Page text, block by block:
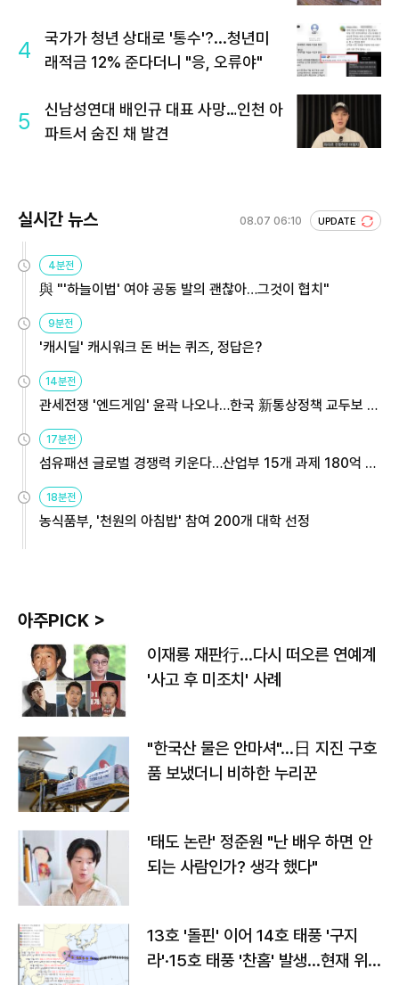
4
국가가 청년 상대로 '통수'?...청년미
래적금 12% 준다더니 "응, 오류야"
5
신남성연대 배인규 대표 사망…인천 아
파트서 숨진 채 발견
실시간 뉴스 08.07 06:10 UPDATE
4분전
與 "'하늘이법' 여야 공동 발의 괜찮아…그것이 협치"
9분전
'캐시딜' 캐시워크 돈 버는 퀴즈, 정답은?
14분전
관세전쟁 '엔드게임' 윤곽 나오나…한국 新통상정책 교두보 활
용해야
17분전
섬유패션 글로벌 경쟁력 키운다…산업부 15개 과제 180억 지
원
18분전
농식품부, '천원의 아침밥' 참여 200개 대학 선정
아주PICK >
이재룡 재판行…다시 떠오른 연예계
'사고 후 미조치' 사례
"한국산 물은 안마셔"…日 지진 구호
품 보냈더니 비하한 누리꾼
'태도 논란' 정준원 "난 배우 하면 안
되는 사람인가? 생각 했다"
13호 '돌핀' 이어 14호 태풍 '구지
라'·15호 태풍 '찬홈' 발생…현재 위